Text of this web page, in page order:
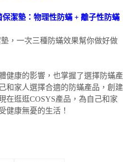
潔墊：物理性防蟎 + 離子性防蟎
，一次三種防蟎效果幫你做好做
健康的影響，也掌握了選擇防蟎產
和家人選擇合適的防蟎產品，創建
在逛逛COSYS產品，為自己和家
健康無憂的生活！